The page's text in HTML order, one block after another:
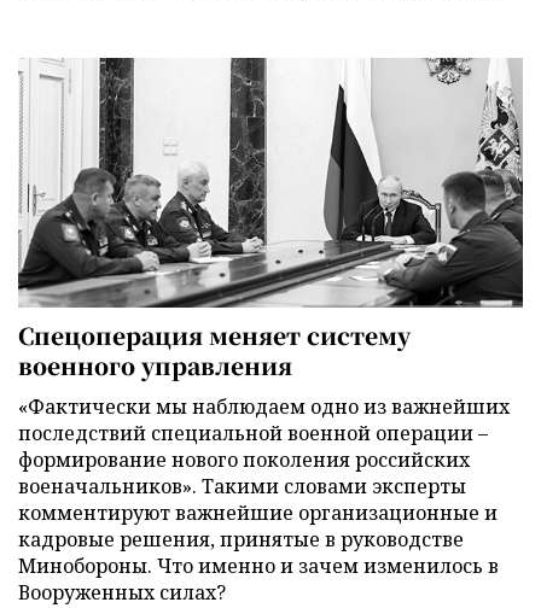
Спецоперация меняет систему
военного управления
«Фактически мы наблюдаем одно из важнейших
последствий специальной военной операции –
формирование нового поколения российских
военачальников». Такими словами эксперты
комментируют важнейшие организационные и
кадровые решения, принятые в руководстве
Минобороны. Что именно и зачем изменилось в
Вооруженных силах?